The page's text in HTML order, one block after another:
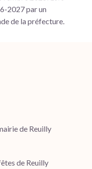
2027 par un
de la préfecture.
de Reuilly
de Reuilly